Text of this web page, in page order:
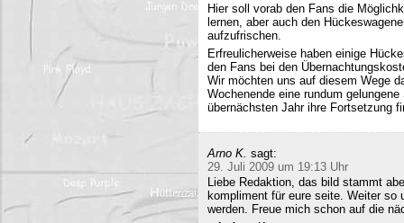
Hier soll vorab den Fans die
lernen, aber auch den
aufzufrischen.
Erfreulicherweise haben einige
den Fans bei den
Wir möchten uns auf diesem Wege
Wochenende eine rundum
übernächsten Jahr ihre Fortsetzung
Arno K. sagt:
29. Juli 2009 um 19:13 Uhr
Liebe Redaktion, das bild stammt
kompliment für eure seite. Weiter so
werden. Freue mich schon auf die